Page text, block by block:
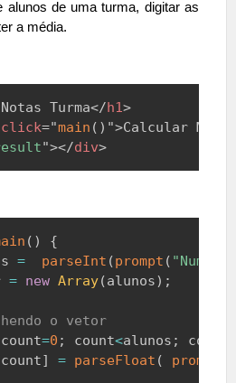
alunos de uma turma, digitar as
a média.
Turma</h1>
="main ( ) ">Calcular
"></div>
( )
{
= parseInt (prompt (
= new Array(alunos) ;
o vetor
count=0 ; count<alunos ; count
count] = parseFloat ( prompt